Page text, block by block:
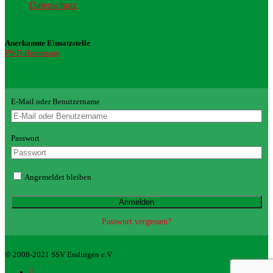
Datenschutz
Anerkannte Einsatzstelle
FWD-Homepage
E-Mail oder Benutzername
Passwort
Angemeldet bleiben
Passwort vergessen?
© 2008-2021 SSV Esslingen e.V.